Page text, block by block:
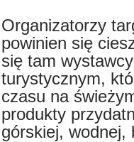
Organizatorzy
powinien się
się tam
turystycznym,
czasu na
produkty
górskiej, wodnej,